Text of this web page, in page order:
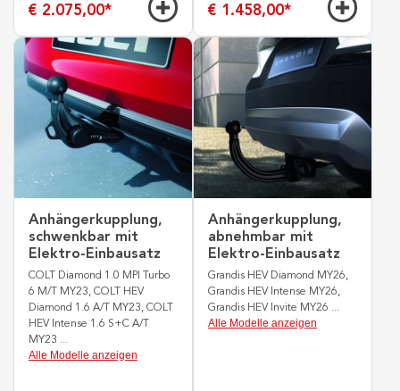
€ 2.075,00* € 1.458,00*
Anhängerkupplung,
schwenkbar mit
Elektro-Einbausatz
COLT Diamond 1.0 MPI Turbo
6 M/T MY23, COLT HEV
Diamond 1.6 A/T MY23, COLT
HEV Intense 1.6 S+C A/T
MY23 ...
Alle Modelle anzeigen
Anhängerkupplung,
abnehmbar mit
Elektro-Einbausatz
Grandis HEV Diamond MY26,
Grandis HEV Intense MY26,
Grandis HEV Invite MY26 ...
Alle Modelle anzeigen